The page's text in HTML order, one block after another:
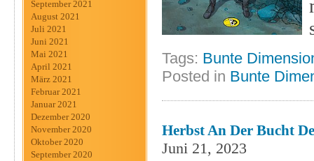
September 2021
August 2021
Juli 2021
Juni 2021
Mai 2021
April 2021
März 2021
Februar 2021
Januar 2021
Dezember 2020
November 2020
Oktober 2020
September 2020
Tags: Bunte
Posted in Bunte
Herbst An Der Bucht
Juni 21, 2023